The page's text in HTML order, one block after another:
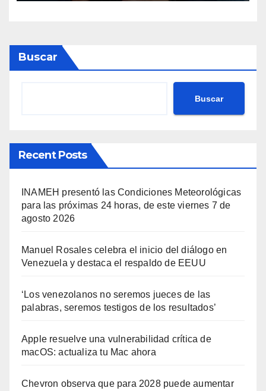
Buscar
Buscar
Recent Posts
INAMEH presentó las Condiciones Meteorológicas
para las próximas 24 horas, de este viernes 7 de
agosto 2026
Manuel Rosales celebra el inicio del diálogo en
Venezuela y destaca el respaldo de EEUU
‘Los venezolanos no seremos jueces de las
palabras, seremos testigos de los resultados’
Apple resuelve una vulnerabilidad crítica de
macOS: actualiza tu Mac ahora
Chevron observa que para 2028 puede aumentar